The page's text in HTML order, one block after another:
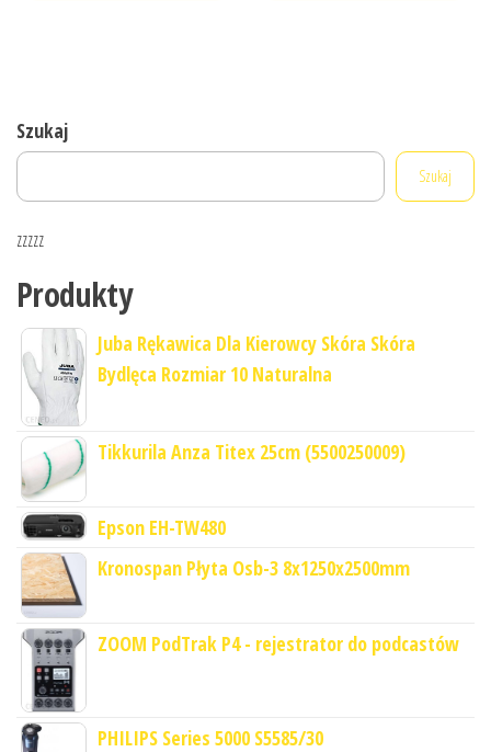
Szukaj
Szukaj
zzzzz
Produkty
Juba Rękawica Dla Kierowcy Skóra Skóra
Bydlęca Rozmiar 10 Naturalna
Tikkurila Anza Titex 25cm (5500250009)
Epson EH-TW480
Kronospan Płyta Osb-3 8x1250x2500mm
ZOOM PodTrak P4 - rejestrator do podcastów
PHILIPS Series 5000 S5585/30